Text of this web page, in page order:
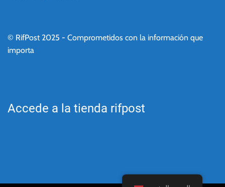
© RifPost 2025 - Comprometidos con la información que
importa
Accede a la tienda rifpost